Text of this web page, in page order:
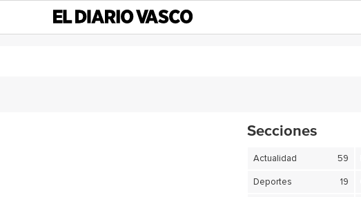
Secciones
Actualidad 59
Deportes 19